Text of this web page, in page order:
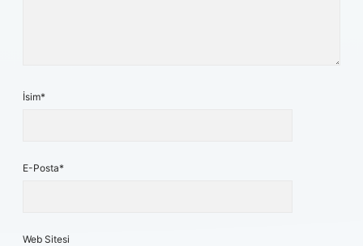
İsim*
E-Posta*
Web Sitesi